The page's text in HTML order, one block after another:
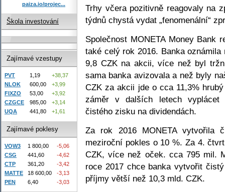
Trhy včera pozitivně reagovaly na
týdnů chystá vydat „fenomenální“
Společnost MONETA Money
také celý rok 2016. Banka
9,8 CZK na akcii, více než byl
sama banka avizovala a než byly
CZK za akcii jde o cca 11,3%
záměr v dalších letech vyplácet
čistého zisku na dividendách.
Za rok 2016 MONETA
meziroční pokles o 10 %. Za 4.
CZK, více než oček. cca 795 mil.
roce 2017 chce banka vytvořit
příjmy větší než 10,3 mld. CZK.
paiza.io/projec...
Škola investování
Zajímavé vzestupy
PVT 1,19
+38,37
NLOK
600,00
+3,99
FIXZO
53,00
+3,92
CZGCE
985,00
+3,14
UQA
441,80 +1,61
Zajímavé poklesy
VOW3 1 800,00
-5,06
CSG
441,60
-4,62
CTP
361,20
-3,42
MATTE
18 600,00
-3,13
PEN
6,40 -3,03